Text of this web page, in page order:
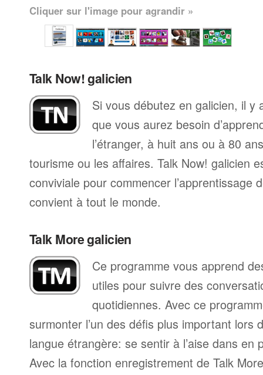
Cliquer sur l'image pour agrandir »
Talk Now! galicien
Si vous débutez en galicien, il y
que vous aurez besoin
l’étranger, à huit ans ou à 80
tourisme ou les affaires. Talk Now! galicien
conviviale pour commencer l’apprentissage
convient à tout le monde.
Talk More galicien
Ce programme vous apprend
utiles pour suivre des
quotidiennes. Avec ce
surmonter l’un des défis plus important lors
langue étrangère: se sentir à l’aise dans en
Avec la fonction enregistrement de Talk